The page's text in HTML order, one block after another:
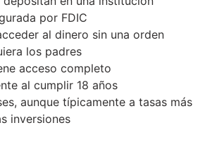
por FDIC
al dinero sin una orden
los padres
acceso completo
al cumplir 18 años
aunque típicamente a tasas más
inversiones